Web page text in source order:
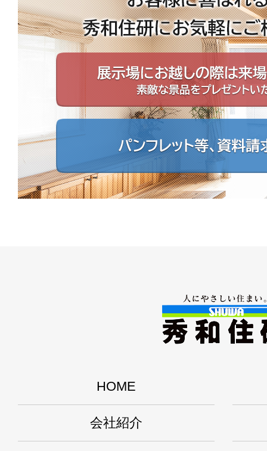
HOME
会社紹介